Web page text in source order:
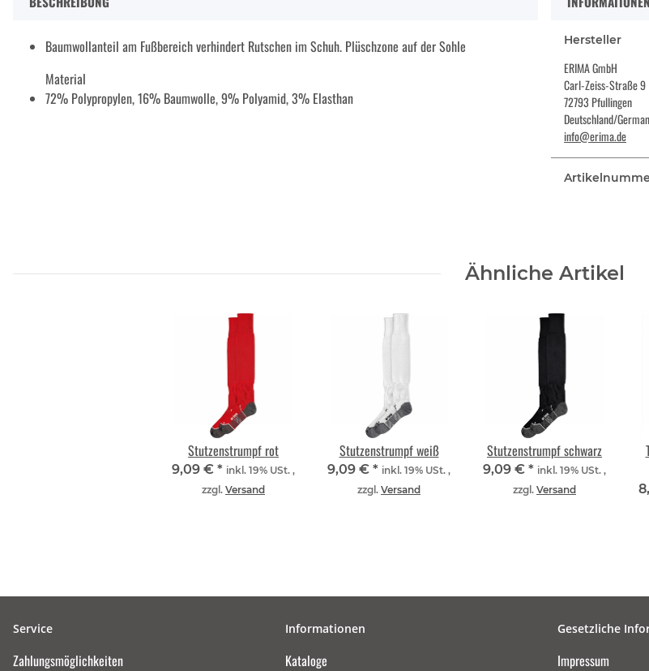
Baumwollanteil am Fußbereich verhindert Rutschen im Schuh. Plüschzone auf der Sohle
Material
72% Polypropylen, 16% Baumwolle, 9% Polyamid, 3% Elasthan
Hersteller
ERIMA GmbH
Carl-Zeiss-Straße 9
72793 Pfullingen
Deutschland/
info@erima.de
Ähnliche Artikel
Stutzenstrumpf rot
9,09 € * inkl. 19% USt. ,
zzgl. Versand
Stutzenstrumpf weiß
9,09 € * inkl. 19% USt. ,
zzgl. Versand
Stutzenstrumpf schwarz
9,09 € * inkl. 19% USt. ,
zzgl. Versand
Service
Zahlungsmöglichkeiten
Informationen
Kataloge
Gesetzliche
Impressum